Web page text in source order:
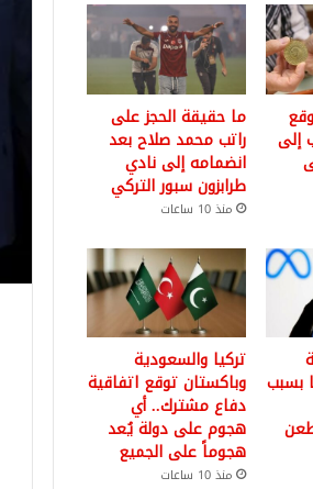
إلى
ما حقيقة الحجز على
راتب محمد صلاح بعد
انضمامه إلى نادي
طرابزون سبور التركي
منذ 10 ساعات
بسبب
تركيا والسعودية
وباكستان توقع اتفاقية
دفاع مشترك.. أي
هجوم على دولة يُعد
هجوماً على الجميع
منذ 10 ساعات